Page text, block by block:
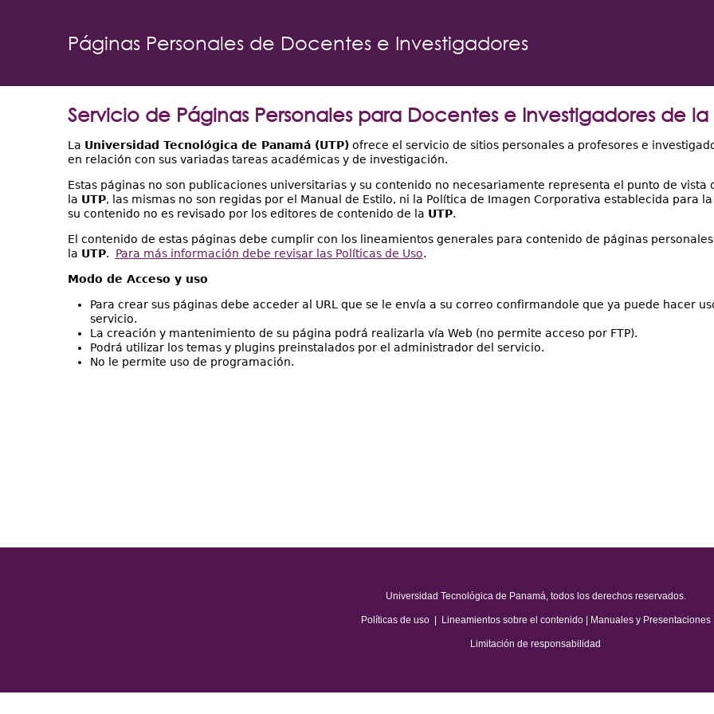
Páginas Personales de Docentes e Investigadores
Servicio de Páginas Personales para Docentes e Investigadores de la
La Universidad Tecnológica de Panamá (UTP)ofrece el servicio de sitios personales a profesores e
en relación con sus variadas tareas académicas y de investigación.
Estas páginas no son publicaciones universitarias y su contenido no necesariamente representa el punto de vista
la UTP, las mismas no son regidas por el Manual de Estilo, ni la Política de Imagen Corporativa establecida para la
su contenido no es revisado por los editores de contenido de la UTP.
El contenido de estas páginas debe cumplir con los lineamientos generales para contenido de páginas
la UTP. Para más información debe revisar las Políticas de Uso.
Modo de Acceso y uso
Para crear sus páginas debe acceder al URL que se le envía a su correo confirmandole que ya puede hacer
servicio.
La creación y mantenimiento de su página podrá realizarla vía Web (no permite acceso por FTP).
Podrá utilizar los temas y plugins preinstalados por el administrador del servicio.
No le permite uso de programación.
Universidad Tecnológica de Panamá, todos los derechos reservados.
Políticas de uso| Lineamientos sobre el contenido| Manuales y Presentaciones
Limitación de responsabilidad